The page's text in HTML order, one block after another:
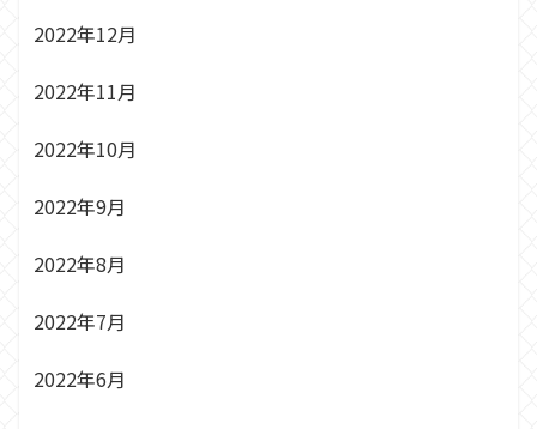
2022年12月
2022年11月
2022年10月
2022年9月
2022年8月
2022年7月
2022年6月